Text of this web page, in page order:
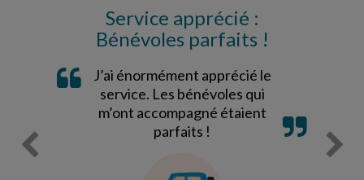
Service apprécié :
Bénévoles parfaits !
J’ai énormément apprécié le
service. Les bénévoles qui
m’ont accompagné étaient
parfaits !